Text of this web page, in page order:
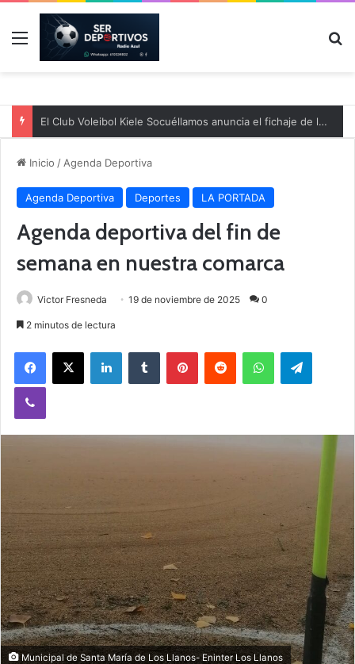
Menú
Inicio / Agenda Deportiva
Agenda Deportiva Deportes LA PORTADA
Agenda deportiva del fin de
semana en nuestra comarca
Victor Fresneda 19 de noviembre de 2025 0
2 minutos de lectura
Municipal de Santa María de Los Llanos- Eninter Los Llanos